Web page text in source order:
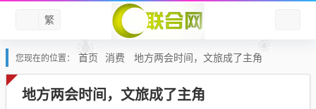
繁
您现在的位置： 首页 消费 地方两会时间，文旅成了主角
地方两会时间，文旅成了主角